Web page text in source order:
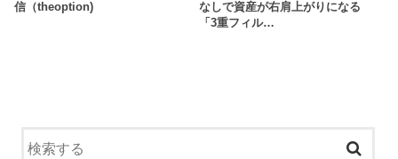
信（theoption)
なしで資産が右肩上がりになる
「3重フィル…